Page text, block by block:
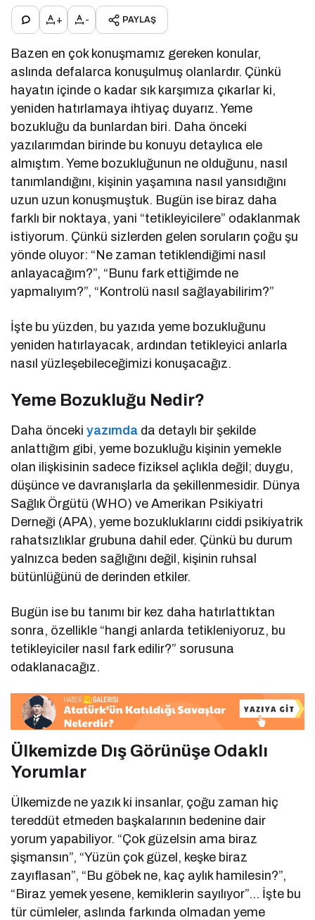
+ - PAYLAŞ
Bazen en çok konuşmamız gereken konular,
aslında defalarca konuşulmuş olanlardır. Çünkü
hayatın içinde o kadar sık karşımıza çıkarlar ki,
yeniden hatırlamaya ihtiyaç duyarız. Yeme
bozukluğu da bunlardan biri. Daha önceki
yazılarımdan birinde bu konuyu detaylıca ele
almıştım. Yeme bozukluğunun ne olduğunu, nasıl
tanımlandığını, kişinin yaşamına nasıl yansıdığını
uzun uzun konuşmuştuk. Bugün ise biraz daha
farklı bir noktaya, yani “tetikleyicilere” odaklanmak
istiyorum. Çünkü sizlerden gelen soruların çoğu şu
yönde oluyor: “Ne zaman tetiklendiğimi nasıl
anlayacağım?”, “Bunu fark ettiğimde ne
yapmalıyım?”, “Kontrolü nasıl sağlayabilirim?”
İşte bu yüzden, bu yazıda yeme bozukluğunu
yeniden hatırlayacak, ardından tetikleyici anlarla
nasıl yüzleşebileceğimizi konuşacağız.
Yeme Bozukluğu Nedir?
Daha öncekiyazımda da detaylı bir şekilde
anlattığım gibi, yeme bozukluğu kişinin yemekle
olan ilişkisinin sadece fiziksel açlıkla değil; duygu,
düşünce ve davranışlarla da şekillenmesidir. Dünya
Sağlık Örgütü (WHO) ve Amerikan Psikiyatri
Derneği (APA), yeme bozukluklarını ciddi psikiyatrik
rahatsızlıklar grubuna dahil eder. Çünkü bu durum
yalnızca beden sağlığını değil, kişinin ruhsal
bütünlüğünü de derinden etkiler.
Bugün ise bu tanımı bir kez daha hatırlattıktan
sonra, özellikle “hangi anlarda tetikleniyoruz, bu
tetikleyiciler nasıl fark edilir?” sorusuna
odaklanacağız.
Ülkemizde Dış Görünüşe Odaklı
Yorumlar
Ülkemizde ne yazık ki insanlar, çoğu zaman hiç
tereddüt etmeden başkalarının bedenine dair
yorum yapabiliyor. “Çok güzelsin ama biraz
şişmansın”, “Yüzün çok güzel, keşke biraz
zayıflasan”, “Bu göbek ne, kaç aylık hamilesin?”,
“Biraz yemek yesene, kemiklerin sayılıyor”… İşte bu
tür cümleler, aslında farkında olmadan yeme